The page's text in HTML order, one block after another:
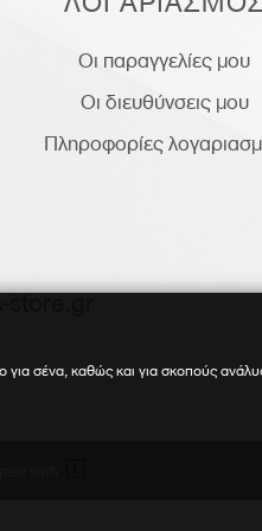
Οι παραγγελίες μου
Οι διευθύνσεις μου
Πληροφορίες
σένα, καθώς και για σκοπούς